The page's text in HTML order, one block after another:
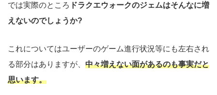
では実際のところ ドラクエウォークのジェムはそんなに増
えないのでしょうか?
これについてはユーザーのゲーム進行状況等にも左右され
る部分はありますが、 中々増えない面があるのも事実だと
思います。